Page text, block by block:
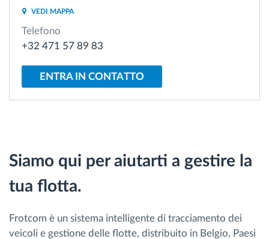
Gestione carburante
Pianificazione dei percorsi e monitoraggio
Identificazione automatica del conducente
Scopri quanto risparmi
VEDI MAPPA
Telefono
+32 471 57 89 83
ENTRA IN CONTATTO
Siamo qui per aiutarti a gestire la
tua flotta.
Frotcom è un sistema intelligente di tracciamento dei
veicoli e gestione delle flotte, distribuito in Belgio, Paesi